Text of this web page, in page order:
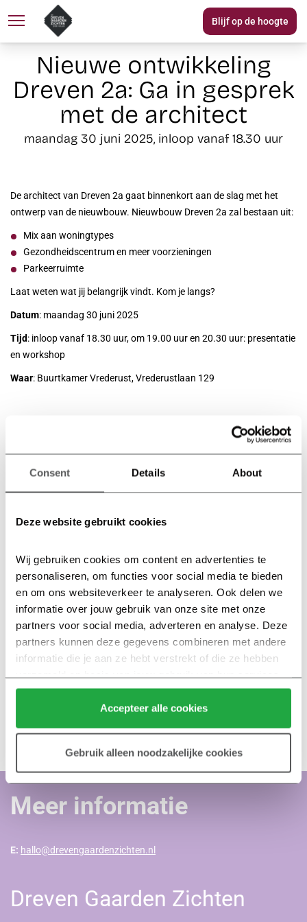
Consent Details About
Deze website gebruikt cookies
Wij gebruiken cookies om content en advertenties te
personaliseren, om functies voor social media te bieden
en om ons websiteverkeer te analyseren. Ook delen we
informatie over jouw gebruik van onze site met onze
partners voor social media, adverteren en analyse. Deze
partners kunnen deze gegevens combineren met andere
informatie die je aan ze hebt verstrekt of die ze hebben
verzameld op basis van jouw gebruik van hun services.
Klik hier voor meer informatie over ons cookiebeleid.
Accepteer alle cookies
Gebruik alleen noodzakelijke cookies
Blijf op de hoogte
Nieuwe ontwikkeling
Dreven 2a: Ga in gesprek
met de architect
maandag 30 juni 2025, inloop vanaf 18.30 uur
De architect van Dreven 2a gaat binnenkort aan de slag met het
ontwerp van de nieuwbouw. Nieuwbouw Dreven 2a zal bestaan uit:
Mix aan woningtypes
Gezondheidscentrum en meer voorzieningen
Parkeerruimte
Laat weten wat jij belangrijk vindt. Kom je langs?
Datum: maandag 30 juni 2025
Tijd: inloop vanaf 18.30 uur, om 19.00 uur en 20.30 uur: presentatie
en workshop
Waar: Buurtkamer Vrederust, Vrederustlaan 129
Jouw mening is belangrijk!
Kun je er niet bij zijn? Geef je mening online!
Ga naar de enquête →
Meer informatie
Dreven Gaarden Zichten
E: hallo@drevengaardenzichten.nl
Woningaanbod